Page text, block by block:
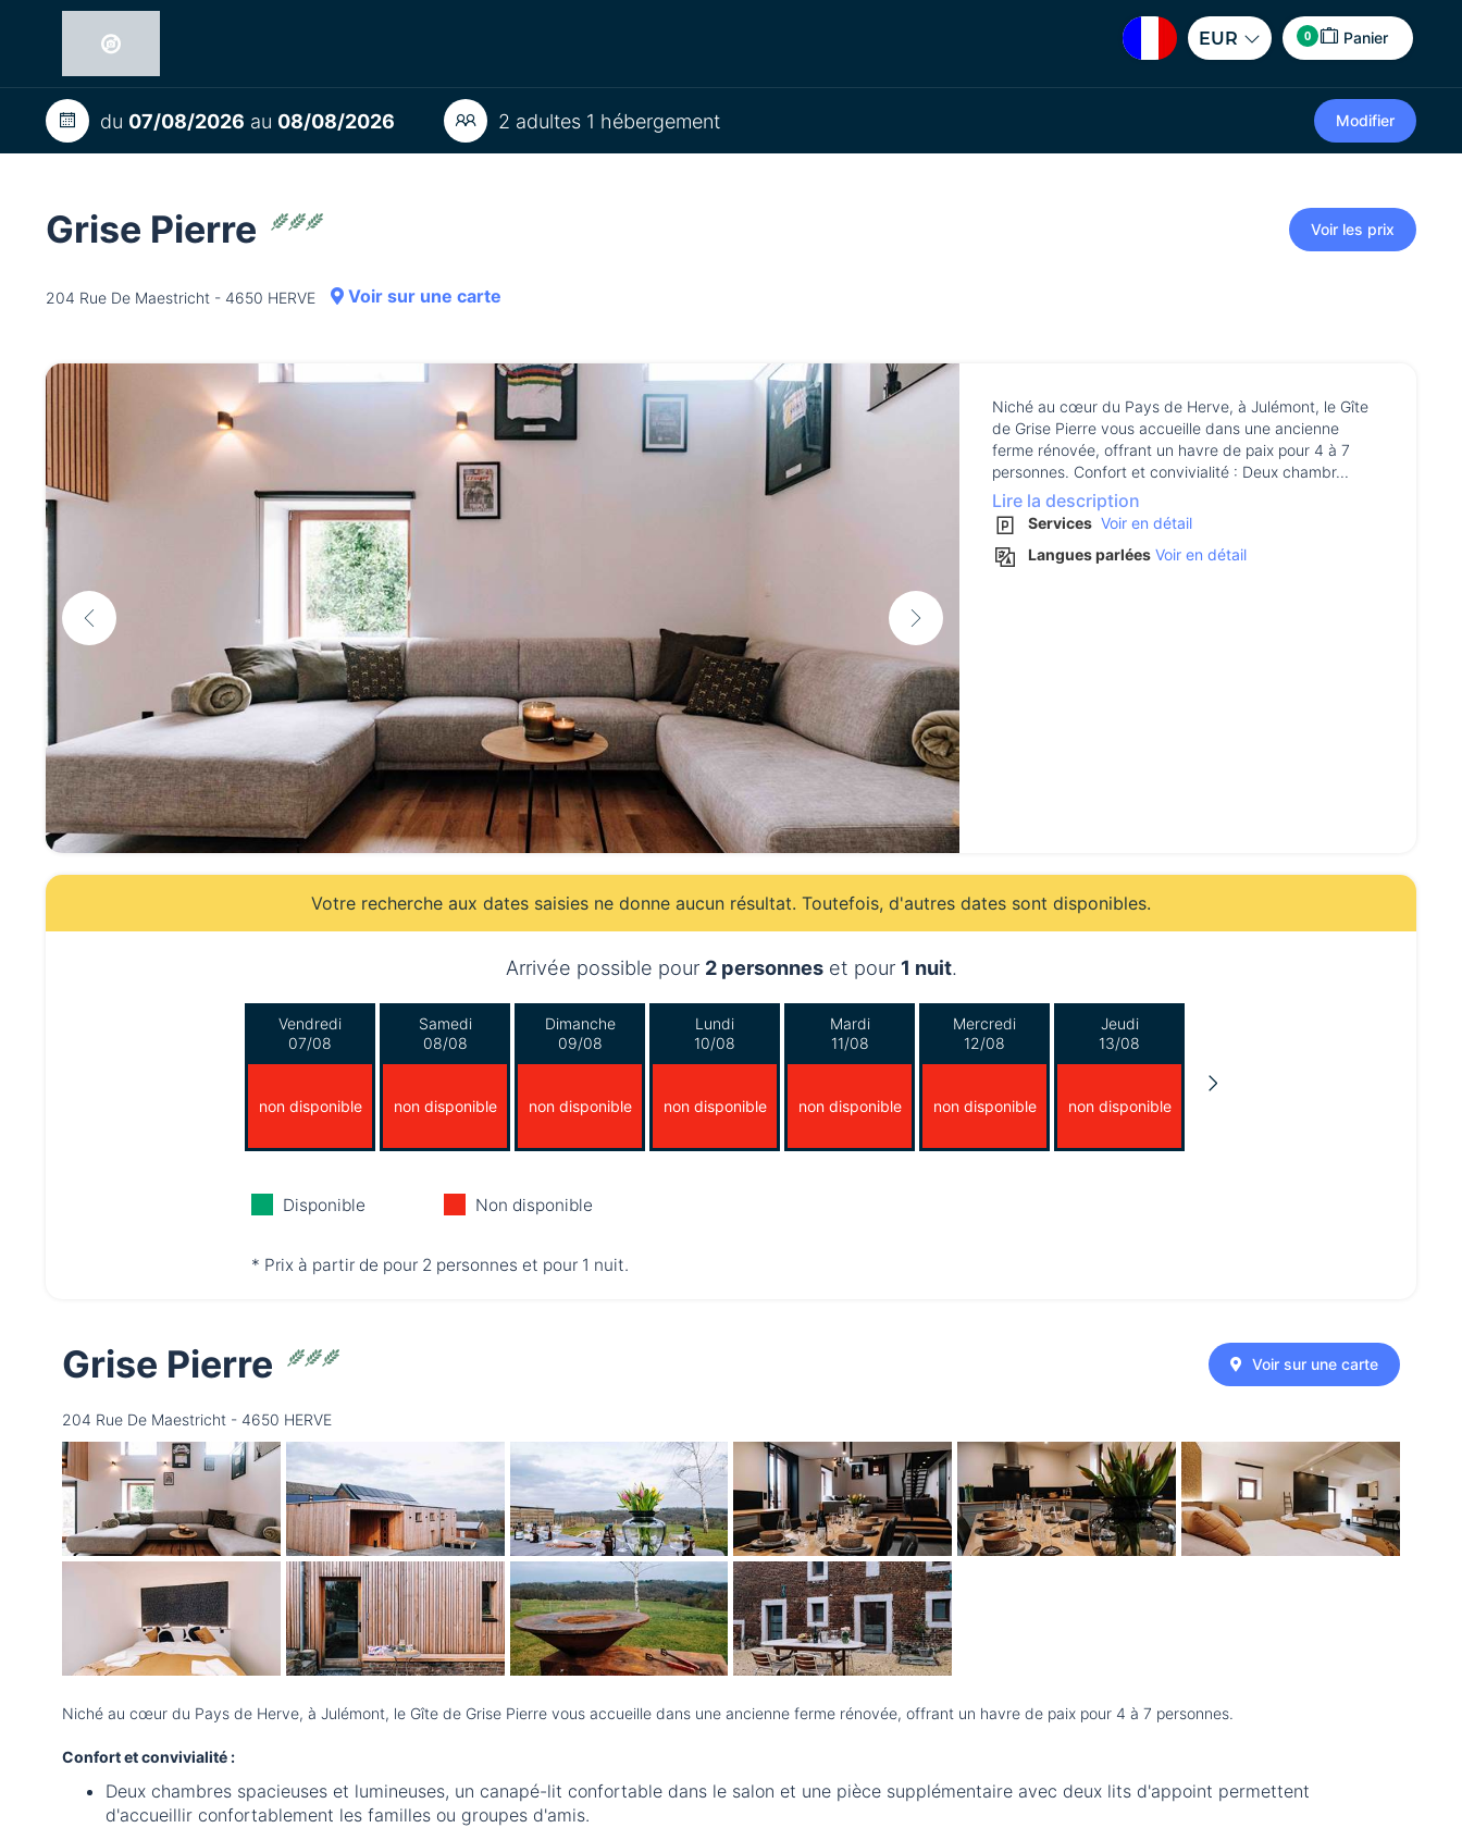
EUR 0 Panier
du 07/08/2026 au 08/08/2026 2 adultes 1 hébergement Modifier
Grise Pierre
204 Rue De Maestricht - 4650 HERVE Voir sur une carte
Voir les prix
Niché au cœur du Pays de Herve, à Julémont, le Gîte
de Grise Pierre vous accueille dans une ancienne
ferme rénovée, offrant un havre de paix pour 4 à 7
personnes. Confort et convivialité : Deux chambr...
Lire la description
Services Voir en détail
Langues parlées Voir en détail
Votre recherche aux dates saisies ne donne aucun résultat. Toutefois, d'autres dates sont disponibles.
Arrivée possible pour 2 personneset pour 1 nuit.
Vendredi
07/08
non disponible
Samedi
08/08
non disponible
Dimanche
09/08
non disponible
Lundi
10/08
non disponible
Mardi
11/08
non disponible
Mercredi
12/08
non disponible
Jeudi
13/08
non disponible
Disponible Non disponible
* Prix à partir de pour 2 personnes et pour 1 nuit.
Grise Pierre
204 Rue De Maestricht - 4650 HERVE
Voir sur une carte
Niché au cœur du Pays de Herve, à Julémont, le Gîte de Grise Pierre vous accueille dans une ancienne ferme rénovée, offrant un havre de paix pour 4 à 7 personnes.
Confort et convivialité :
Deux chambres spacieuses et lumineuses, un canapé-lit confortable dans le salon et une pièce supplémentaire avec deux lits d'appoint permettent
d'accueillir confortablement les familles ou groupes d'amis.